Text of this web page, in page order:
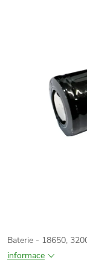
Baterie - 18650,
informace